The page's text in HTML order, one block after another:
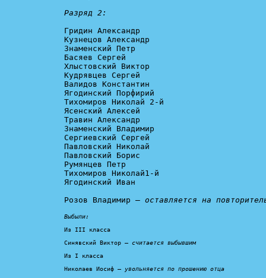
Разряд 2:
Гридин Александр
Кузнецов Александр
Знаменский Петр
Басяев Сергей
Хлыстовский Виктор
Кудрявцев Сергей
Валидов Константин
Ягодинский Порфирий
Тихомиров Николай 2-й
Ясенский Алексей
Травин Александр
Знаменский Владимир
Сергиевский Сергей
Павловский Николай
Павловский Борис
Румянцев Петр
Тихомиров Николай1-й
Ягодинский Иван
Розов Владимир – оставляется на
Выбыли:
Из III класса
Синявский Виктор – считается выбывшим
Из I класса
Николаев Иосиф – увольняется по прошению отца